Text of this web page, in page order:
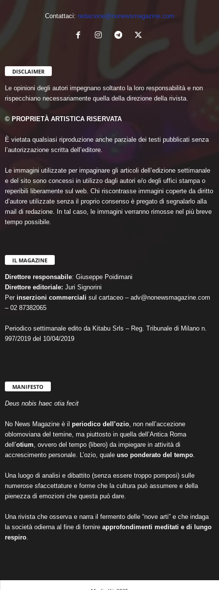
Contattaci: redazione@nonewsmagazine.com
DISCLAIMER
Le opinioni degli autori impegnano soltanto la loro responsabilità e non
rispecchiano necessariamente quella della direzione della rivista.
© PROPRIETÀ ARTISTICA RISERVATA
È vietata qualsiasi riproduzione anche parziale dei testi pubblicati senza
l’autorizzazione scritta dell’editore.
Le immagini utilizzate per impaginare gli articoli dell’edizione settimanale
e del sito sono concessi in utilizzo dagli autori e/o degli uffici stampa o
reperibili liberamente sul web. Chi riscontrasse immagini coperte da diritto
d’autore utilizzate senza il proprio consenso è pregato di segnalarlo alla
mail di redazione. In tal caso, le immagini verranno rimosse nel più breve
tempo possibile.
IL MAGAZINE
Direttore responsabile: Giuseppe Poidimani
Direttore editoriale: Juri Signorini
Per inserzioni commerciali sul cartaceo – adv@nonewsmagazine.com
– 02 87382065
Periodico settimanale edito da Kitabu Srls – Reg. Tribunale di Milano n.
997/2019 del 10/04/2019
MANIFESTO
Deus nobis haec otia fecit
No News Magazine è il periodico dell’ozio , non nell’accezione
oblomoviana del temine, ma piuttosto in quella dell’Antica Roma
dell’otium , ovvero del tempo (libero) da impiegare in attività di
accrescimento personale. L’ozio, quale uso ponderato del tempo
Una luogo di analisi e dibattito (senza essere troppo pomposi) sulle
numerose sfaccettature e forme che la cultura può assumere e della
pienezza di emozioni che questa può dare.
Una rivista che osserva e narra il fermento delle “nove arti” e che indaga
la società odierna al fine di fornire approfondimenti meditati e di lungo
respiro